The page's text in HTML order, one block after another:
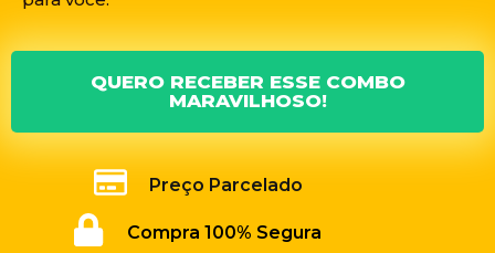
QUERO RECEBER ESSE COMBO
MARAVILHOSO!
Preço Parcelado
Compra 100% Segura